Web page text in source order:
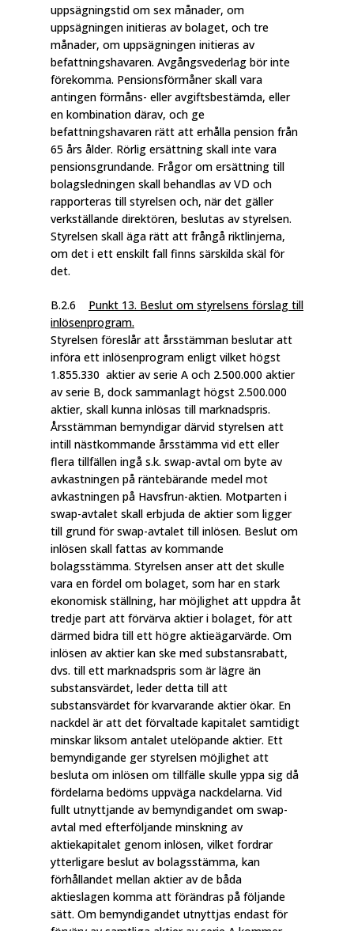
uppsägningstid om sex månader, om
uppsägningen initieras av bolaget, och tre
månader, om uppsägningen initieras av
befattningshavaren. Avgångsvederlag bör inte
förekomma. Pensionsförmåner skall vara
antingen förmåns- eller avgiftsbestämda, eller
en kombination därav, och ge
befattningshavaren rätt att erhålla pension från
65 års ålder. Rörlig ersättning skall inte vara
pensionsgrundande. Frågor om ersättning till
bolagsledningen skall behandlas av VD och
rapporteras till styrelsen och, när det gäller
verkställande direktören, beslutas av styrelsen.
Styrelsen skall äga rätt att frångå riktlinjerna,
om det i ett enskilt fall finns särskilda skäl för
det.
B.2.6 Punkt 13. Beslut om styrelsens förslag till
inlösenprogram.
Styrelsen föreslår att årsstämman beslutar att
införa ett inlösenprogram enligt vilket högst
1.855.330 aktier av serie A och 2.500.000 aktier
av serie B, dock sammanlagt högst 2.500.000
aktier, skall kunna inlösas till marknadspris.
Årsstämman bemyndigar därvid styrelsen att
intill nästkommande årsstämma vid ett eller
flera tillfällen ingå s.k. swap-avtal om byte av
avkastningen på räntebärande medel mot
avkastningen på Havsfrun-aktien. Motparten i
swap-avtalet skall erbjuda de aktier som ligger
till grund för swap-avtalet till inlösen. Beslut om
inlösen skall fattas av kommande
bolagsstämma. Styrelsen anser att det skulle
vara en fördel om bolaget, som har en stark
ekonomisk ställning, har möjlighet att uppdra åt
tredje part att förvärva aktier i bolaget, för att
därmed bidra till ett högre aktieägarvärde. Om
inlösen av aktier kan ske med substansrabatt,
dvs. till ett marknadspris som är lägre än
substansvärdet, leder detta till att
substansvärdet för kvarvarande aktier ökar. En
nackdel är att det förvaltade kapitalet samtidigt
minskar liksom antalet utelöpande aktier. Ett
bemyndigande ger styrelsen möjlighet att
besluta om inlösen om tillfälle skulle yppa sig då
fördelarna bedöms uppväga nackdelarna. Vid
fullt utnyttjande av bemyndigandet om swap-
avtal med efterföljande minskning av
aktiekapitalet genom inlösen, vilket fordrar
ytterligare beslut av bolagsstämma, kan
förhållandet mellan aktier av de båda
aktieslagen komma att förändras på följande
sätt. Om bemyndigandet utnyttjas endast för